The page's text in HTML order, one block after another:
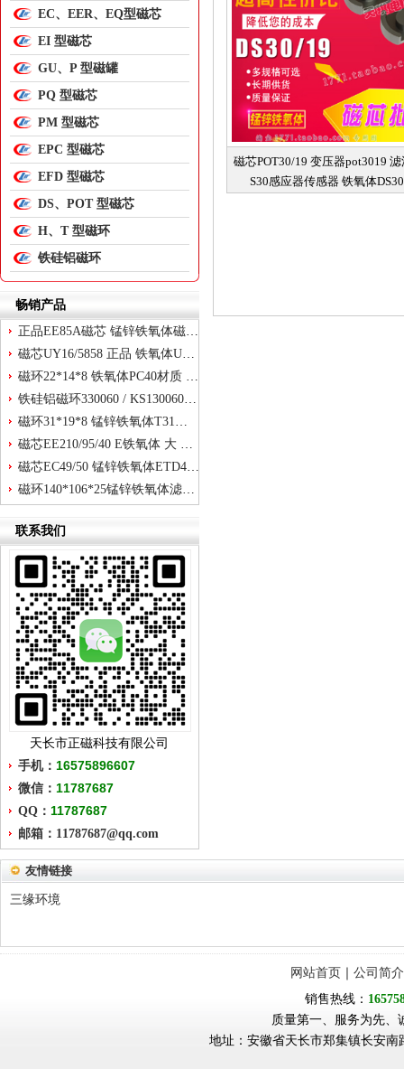
EC、EER、EQ型磁芯
EI 型磁芯
GU、P 型磁罐
PQ 型磁芯
PM 型磁芯
EPC 型磁芯
EFD 型磁芯
DS、POT 型磁芯
H、T 型磁环
铁硅铝磁环
畅销产品
正品EE85A磁芯 锰锌铁氧体磁芯EE85 高频变压器 85A磁芯 不含骨架
磁芯UY16/5858 正品 铁氧体UU16电焊机U型锰锌 U16磁芯58
磁环22*14*8 铁氧体PC40材质 功率T22抗干扰滤波共模电感 H22
铁硅铝磁环330060 / KS130060A 逆变器电感线圈扼流滤波抗干扰
磁环31*19*8 锰锌铁氧体T31环 PC40材质 电源线圈屏蔽滤波H31
磁芯EE210/95/40 E铁氧体 大 功率 变压器逆变器焊机超声波EE 210
磁芯EC49/50 锰锌铁氧体ETD49 电源EC4950形号EC型号 高频变压器元器件
磁环140*106*25锰锌铁氧体滤波抗干扰H140功率电机伺服变频器T140
联系我们
天长市正磁科技有限公司
手机： 16575896607
微信： 11787687
QQ： 11787687
邮箱：11787687@qq.com
磁芯POT30/19 变压器pot3019
S30感应器传感器 铁氧体
友情链接
三缘环境
网站首页
公司简介
销售热线：
质量第一、服务为先
地址：安徽省天长市郑集镇长安